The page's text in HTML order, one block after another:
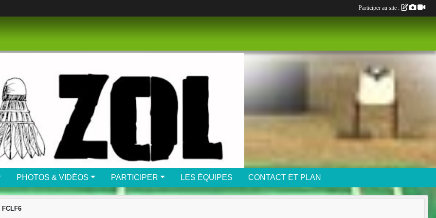
PHOTOS & VIDÉOS PARTICIPER LES ÉQUIPES CONTACT ET PLAN
FCLF6
Participer au site :